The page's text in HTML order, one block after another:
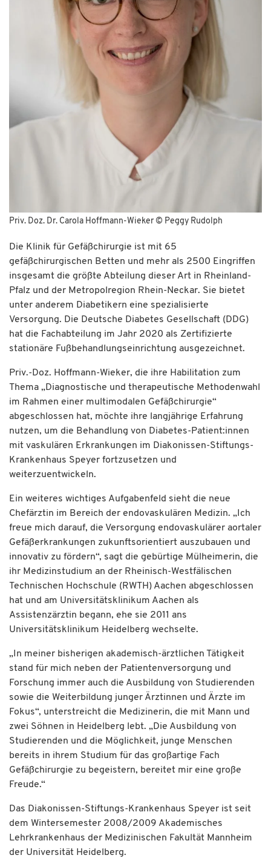
Priv. Doz. Dr. Carola Hoffmann-Wieker © Peggy Rudolph
Die Klinik für Gefäßchirurgie ist mit 65
gefäßchirurgischen Betten und mehr als 2500 Eingriffen
insgesamt die größte Abteilung dieser Art in Rheinland-
Pfalz und der Metropolregion Rhein-Neckar. Sie bietet
unter anderem Diabetikern eine spezialisierte
Versorgung. Die Deutsche Diabetes Gesellschaft (DDG)
hat die Fachabteilung im Jahr 2020 als Zertifizierte
stationäre Fußbehandlungseinrichtung ausgezeichnet.
Priv.-Doz. Hoffmann-Wieker, die ihre Habilitation zum
Thema „Diagnostische und therapeutische Methodenwahl
im Rahmen einer multimodalen Gefäßchirurgie“
abgeschlossen hat, möchte ihre langjährige Erfahrung
nutzen, um die Behandlung von Diabetes-Patient:innen
mit vaskulären Erkrankungen im Diakonissen-Stiftungs-
Krankenhaus Speyer fortzusetzen und
weiterzuentwickeln.
Ein weiteres wichtiges Aufgabenfeld sieht die neue
Chefärztin im Bereich der endovaskulären Medizin. „Ich
freue mich darauf, die Versorgung endovaskulärer aortaler
Gefäßerkrankungen zukunftsorientiert auszubauen und
innovativ zu fördern“, sagt die gebürtige Mülheimerin, die
ihr Medizinstudium an der Rheinisch-Westfälischen
Technischen Hochschule (RWTH) Aachen abgeschlossen
hat und am Universitätsklinikum Aachen als
Assistenzärztin begann, ehe sie 2011 ans
Universitätsklinikum Heidelberg wechselte.
„In meiner bisherigen akademisch-ärztlichen Tätigkeit
stand für mich neben der Patientenversorgung und
Forschung immer auch die Ausbildung von Studierenden
sowie die Weiterbildung junger Ärztinnen und Ärzte im
Fokus“, unterstreicht die Medizinerin, die mit Mann und
zwei Söhnen in Heidelberg lebt. „Die Ausbildung von
Studierenden und die Möglichkeit, junge Menschen
bereits in ihrem Studium für das großartige Fach
Gefäßchirurgie zu begeistern, bereitet mir eine große
Freude.“
Das Diakonissen-Stiftungs-Krankenhaus Speyer ist seit
dem Wintersemester 2008/2009 Akademisches
Lehrkrankenhaus der Medizinischen Fakultät Mannheim
der Universität Heidelberg.